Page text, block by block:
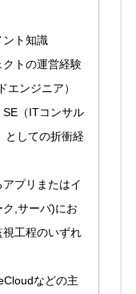
ント知識
クトの運営経験
エンジニア）
SE（ITコンサル
としての折衝経
アプリまたはイ
,サーバ)にお
工程のいずれ
などの主